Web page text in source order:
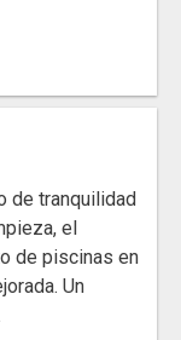
de tranquilidad
el
de piscinas en
Un